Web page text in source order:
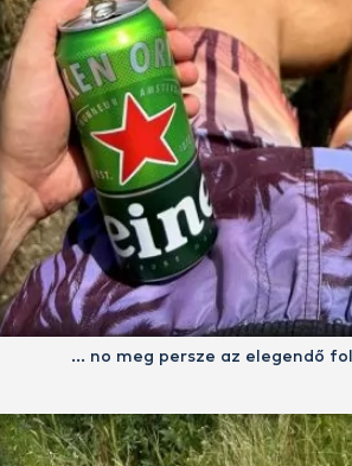
… no meg persze az elegendő